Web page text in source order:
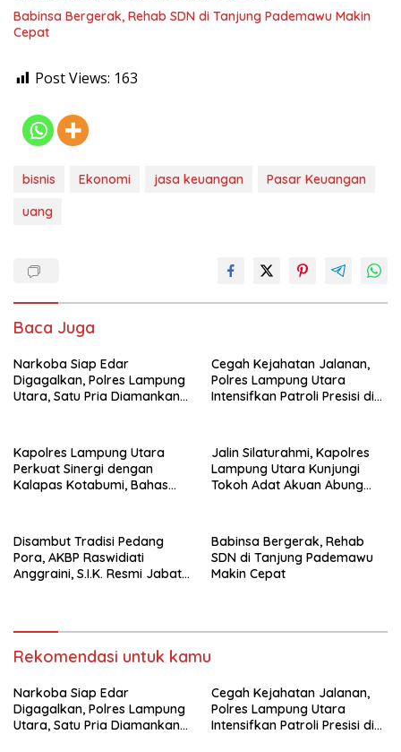
Babinsa Bergerak, Rehab SDN di Tanjung Pademawu Makin
Cepat
Post Views: 163
bisnis Ekonomi jasa keuangan
Pasar Keuangan
uang
Baca Juga
Narkoba Siap Edar
Digagalkan, Polres Lampung
Utara, Satu Pria Diamankan
Cegah Kejahatan Jalanan,
Polres Lampung Utara
Intensifkan Patroli Presisi di
Kapolres Lampung Utara
Perkuat Sinergi dengan
Kalapas Kotabumi, Bahas
Jalin Silaturahmi, Kapolres
Lampung Utara Kunjungi
Tokoh Adat Akuan Abung
Disambut Tradisi Pedang
Pora, AKBP Raswidiati
Anggraini, S.I.K. Resmi Jabat
Babinsa Bergerak, Rehab
SDN di Tanjung Pademawu
Makin Cepat
Rekomendasi untuk kamu
Narkoba Siap Edar
Digagalkan, Polres Lampung
Utara, Satu Pria Diamankan
Cegah Kejahatan Jalanan,
Polres Lampung Utara
Intensifkan Patroli Presisi di